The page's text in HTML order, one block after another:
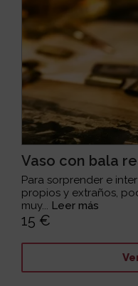
Vaso con bala
Para sorprender e
propios y extraños,
muy... Leer más
15 €